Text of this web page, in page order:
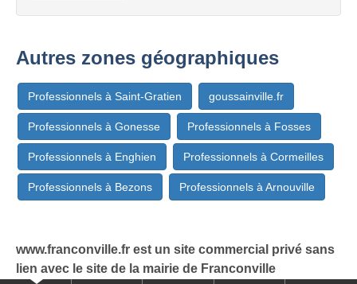
Autres zones géographiques
Professionnels à Saint-Gratien goussainville.fr
Professionnels à Gonesse Professionnels à Fosses
Professionnels à Enghien Professionnels à Cormeilles
Professionnels à Bezons Professionnels à Arnouville
www.franconville.fr est un site commercial privé sans
lien avec le site de la mairie de Franconville